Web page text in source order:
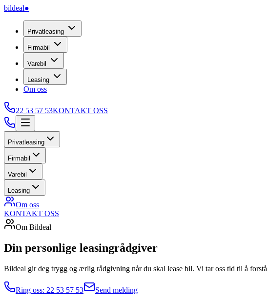
bildeal●
Privatleasing
Firmabil
Varebil
Leasing
Om oss
22 53 57 53KONTAKT OSS
Privatleasing
Firmabil
Varebil
Leasing
Om oss
KONTAKT OSS
Om Bildeal
Din personlige leasingrådgiver
Bildeal gir deg trygg og ærlig rådgivning når du skal lease bil. Vi tar oss tid til å
Ring oss: 22 53 57 53
Send melding